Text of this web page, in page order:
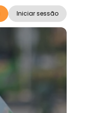
Iniciar sessão